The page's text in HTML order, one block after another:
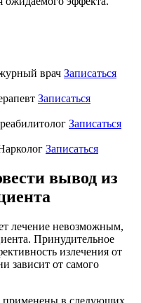
врач Записаться
Записаться
Записаться
Записаться
вывод из
лечение невозможным,
Принудительное
излечения от
зависит от самого